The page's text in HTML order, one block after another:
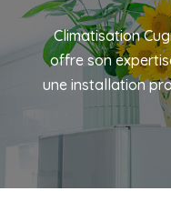
Climatisation
offre son
une installation